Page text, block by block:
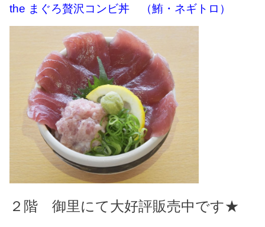
the まぐろ贅沢コンビ丼 （鮪・ネギトロ）
２階 御里にて大好評販売中です★